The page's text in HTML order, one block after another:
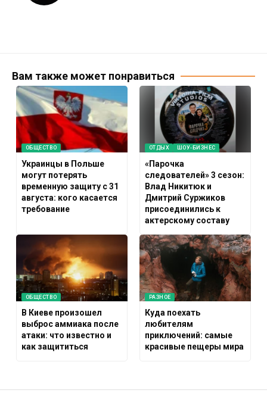
Вам также может понравиться
ОБЩЕСТВО
Украинцы в Польше
могут потерять
временную защиту с 31
августа: кого касается
требование
ОТДЫХ ШОУ-БИЗНЕС
«Парочка
следователей» 3 сезон:
Влад Никитюк и
Дмитрий Суржиков
присоединились к
актерскому составу
ОБЩЕСТВО
В Киеве произошел
выброс аммиака после
атаки: что известно и
как защититься
РАЗНОЕ
Куда поехать
любителям
приключений: самые
красивые пещеры мира